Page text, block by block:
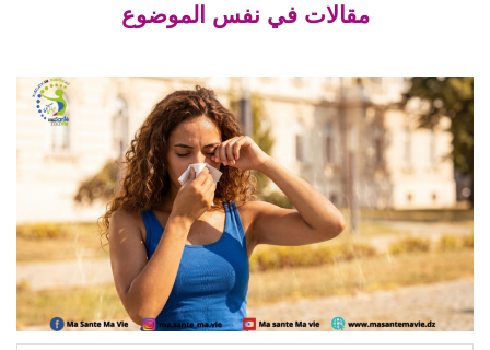
مقالات في نفس الموضوع